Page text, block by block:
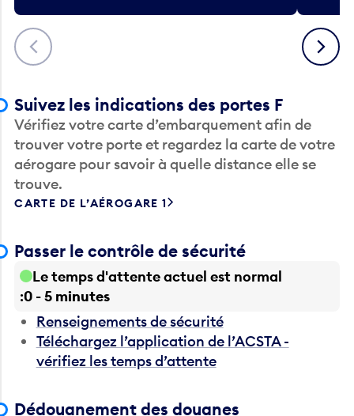
Précédent Suivant
Suivez les indications des portes F
Vérifiez votre carte d’embarquement afin de
trouver votre porte et regardez la carte de votre
aérogare pour savoir à quelle distance elle se
trouve.
CARTE DE L’AÉROGARE 1
Passer le contrôle de sécurité
Le temps d'attente actuel est normal
0 - 5 minutes
Renseignements de sécurité
Téléchargez l’application de l’ACSTA -
vérifiez les temps d’attente
Dédouanement des douanes